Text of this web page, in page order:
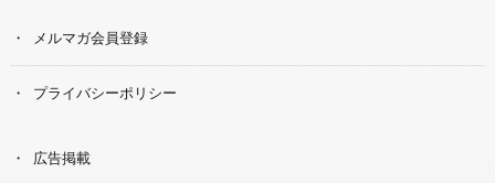
メルマガ会員登録
プライバシーポリシー
広告掲載